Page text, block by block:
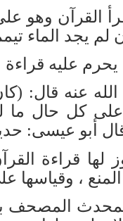
وهو على
لم يجد الماء
عليه قراءة
عنه قال: (كان
على كل حال ما
قراءة
، وقياسها
المصحف